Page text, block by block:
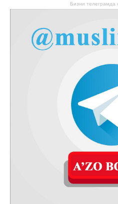
Бизни телеграмда